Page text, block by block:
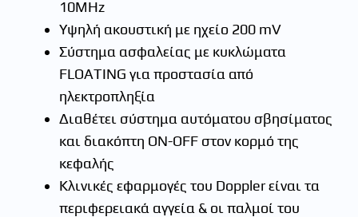
10MHz
Υψηλή ακουστική με ηχείο 200 mV
Σύστημα ασφαλείας με κυκλώματα
FLOATING για προστασία από
ηλεκτροπληξία
Διαθέτει σύστημα αυτόματου σβησίματος
και διακόπτη ON-OFF στον κορμό της
κεφαλής
Κλινικές εφαρμογές του Doppler είναι τα
περιφερειακά αγγεία & οι παλμοί του